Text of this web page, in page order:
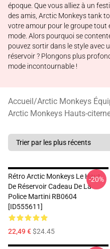
époque. Que vous alliez à un
des amis, Arctic Monkeys tank
votre amour pour le groupe tout
mode. Alors pourquoi se
pouvez sortir dans le style avec
réservoir ? Plongons plus
mode incontournable !
Accueil/Arctic Monkeys
Arctic Monkeys Hauts-
Rétro Arctic Monkeys Le Haut
De Réservoir Cadeau De La
Police Martini RB0604
[ID555611]
22,49 €$24.45
-20%